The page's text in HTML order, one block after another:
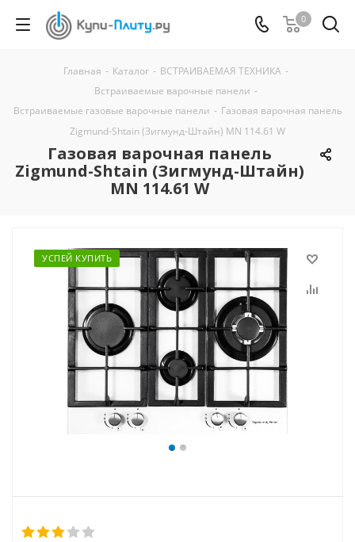
0
Главная - Каталог - ВСТРАИВАЕМАЯ ТЕХНИКА -
Встраиваемые варочные панели -
Встраиваемые газовые варочные панели - Газовая варочная панель
Zigmund-Shtain (Зигмунд-Штайн) MN 114.61 W
Газовая варочная панель
Zigmund-Shtain (Зигмунд-Штайн)
MN 114.61 W
УСПЕЙ КУПИТЬ